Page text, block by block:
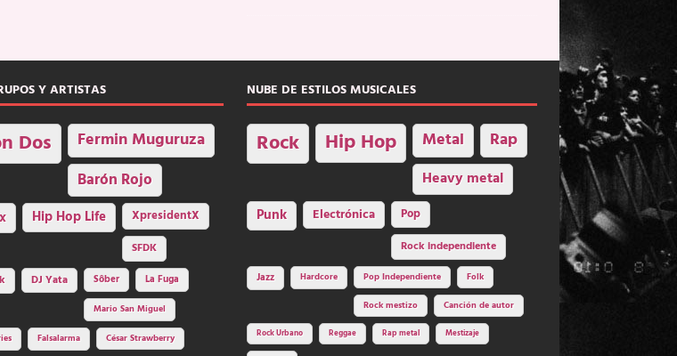
Y ARTISTAS
Dos Fermin Muguruza
Barón Rojo
Hip Hop Life
XpresidentX
SFDK
DJ Yata Sôber
La Fuga
Mario San Miguel
Falsalarma César Strawberry
NUBE DE ESTILOS MUSICALES
Rock Hip Hop Metal Rap
Heavy metal
Punk Electrónica
Pop
Rock independiente
Jazz Hardcore Pop Independiente Folk
Rock mestizo Canción de autor
Rock Urbano Reggae Rap metal Mestizaje